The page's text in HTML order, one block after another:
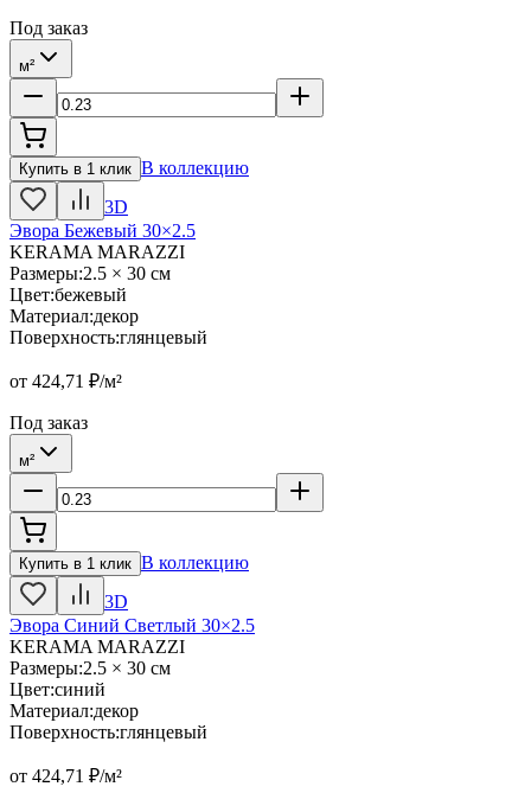
Под заказ
м²
Купить в 1 клик В коллекцию
3D
Эвора Бежевый 30×2.5
KERAMA MARAZZI
Размеры:2.5 × 30 см
Цвет:бежевый
Материал:декор
Поверхность:глянцевый
от 424,71 ₽/м²
Под заказ
м²
Купить в 1 клик В коллекцию
3D
Эвора Синий Светлый 30×2.5
KERAMA MARAZZI
Размеры:2.5 × 30 см
Цвет:синий
Материал:декор
Поверхность:глянцевый
от 424,71 ₽/м²